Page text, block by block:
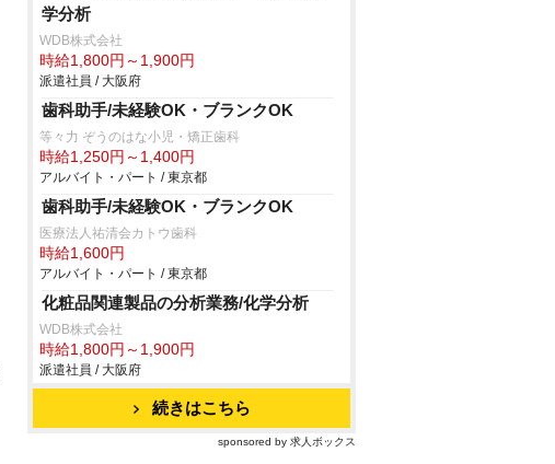
学分析
WDB株式会社
時給1,800円～1,900円
派遣社員 / 大阪府
歯科助手/未経験OK・ブランクOK
等々力 ぞうのはな小児・矯正歯科
時給1,250円～1,400円
アルバイト・パート / 東京都
歯科助手/未経験OK・ブランクOK
医療法人祐清会カトウ歯科
時給1,600円
アルバイト・パート / 東京都
化粧品関連製品の分析業務/化学分析
WDB株式会社
時給1,800円～1,900円
派遣社員 / 大阪府
続きはこちら
sponsored by 求人ボックス